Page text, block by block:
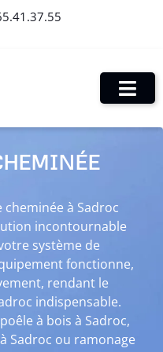
cheminée à Sadroc
incontournable
système de
fonctionne,
rendant le
indispensable.
à bois à Sadroc,
Sadroc ou ramonage